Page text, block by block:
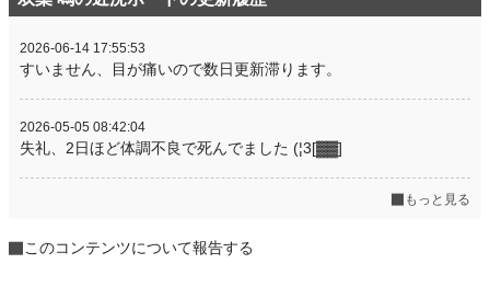
2026-06-14 17:55:53
すいません、目が痛いので数日更新滞ります。
2026-05-05 08:42:04
失礼、2日ほど体調不良で死んでました (¦3[▓▓]
もっと見る
このコンテンツについて報告する